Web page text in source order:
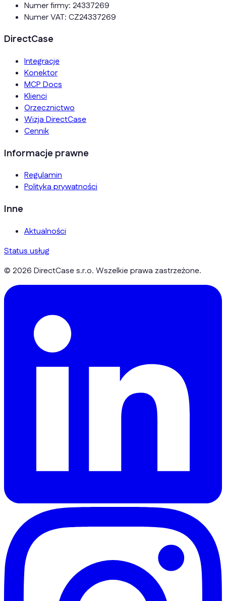
Numer firmy: 24337269
Numer VAT: CZ24337269
DirectCase
Integracje
Konektor
MCP Docs
Klienci
Orzecznictwo
Wizja DirectCase
Cennik
Informacje prawne
Regulamin
Polityka prywatności
Inne
Aktualności
Status usług
© 2026 DirectCase s.r.o. Wszelkie prawa zastrzeżone.